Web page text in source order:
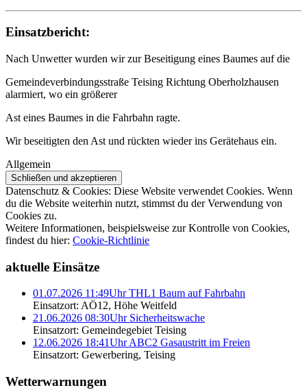
Einsatzbericht:
Nach Unwetter wurden wir zur Beseitigung eines Baumes auf die
Gemeindeverbindungsstraße Teising Richtung Oberholzhausen
alarmiert, wo ein größerer
Ast eines Baumes in die Fahrbahn ragte.
Wir beseitigten den Ast und rückten wieder ins Gerätehaus ein.
Allgemein
Datenschutz & Cookies: Diese Website verwendet Cookies. Wenn
du die Website weiterhin nutzt, stimmst du der Verwendung von
Cookies zu.
Weitere Informationen, beispielsweise zur Kontrolle von Cookies,
findest du hier: Cookie-Richtlinie
aktuelle Einsätze
01.07.2026 11:49Uhr THL1 Baum auf Fahrbahn
Einsatzort: AÖ12, Höhe Weitfeld
21.06.2026 08:30Uhr Sicherheitswache
Einsatzort: Gemeindegebiet Teising
12.06.2026 18:41Uhr ABC2 Gasaustritt im Freien
Einsatzort: Gewerbering, Teising
Wetterwarnungen